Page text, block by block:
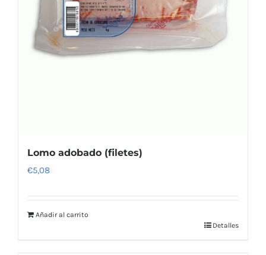
Lomo adobado (filetes)
€5,08
Añadir al carrito
Detalles